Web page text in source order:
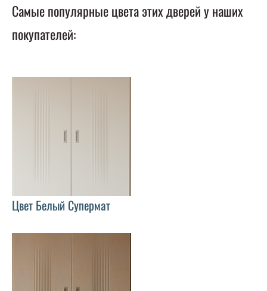
Самые популярные цвета этих дверей у наших
покупателей:
Цвет Белый Супермат